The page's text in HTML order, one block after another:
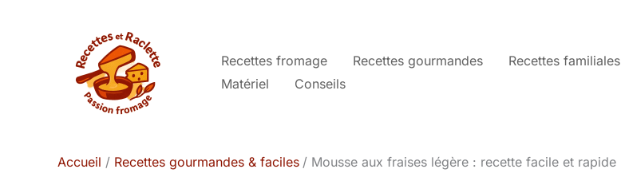
Recettes fromage Recettes gourmandes Recettes familiales
Matériel
Conseils
Accueil Recettes gourmandes & faciles Mousse aux fraises légère : recette facile et rapide